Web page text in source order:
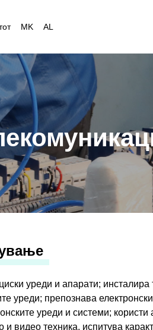
MK AL
уреди и апарати;
уреди; препознава
уреди и системи;
видео техника, испитува